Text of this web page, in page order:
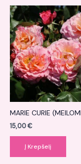
MARIE CURIE
15,00€
Į Krepšelį